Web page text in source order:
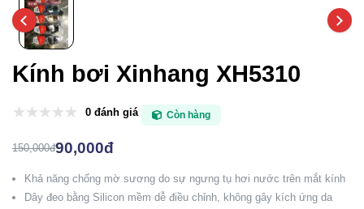
Kính bơi Xinhang XH5310
0 đánh giá Còn hàng
150,000đ90,000đ
Khả năng chống mờ sương do sự ngưng tụ hơi nước trên mắt kính
Dây đeo bằng Silicon mềm dễ điều chỉnh, không gây kích ứng da